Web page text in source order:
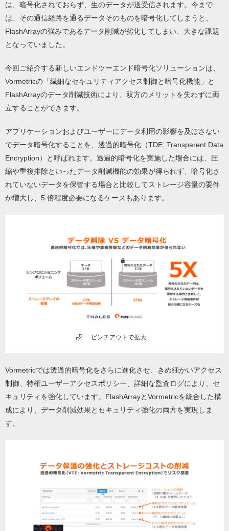
は、暗号化されておらず、生のデータが送受信されます。今まで
は、その通信経路を通るデータそのものを暗号化してしまうと、
FlashArrayの強みであるデータ削減が劣化してしまい、大きな課題
となっていました。
今回ご紹介する新しいエンドツーエンド暗号化ソリューションは、
Vormetricの「繊細なセキュリティアクセス制御と暗号化機能」と
FlashArrayのデータ削減技術により、双方のメリットを失わずに両
立することができます。
アプリケーションおよびユーザーにデータ利用の影響を及ぼさない
でデータ暗号化することを、透過的暗号化（TDE: Transparent Data
Encryption）と呼ばれます。透過的暗号化を実施した場合には、圧
縮や重複排除といったデータ削減機能の効果が得られず、暗号化さ
れていないデータを保管する場合と比較してストレージ容量の要件
が増大し、5 倍程度必要になるケースもあります。
ピンチアウトで拡大
Vormetricでは透過的暗号化をさらに進化させ、きめ細かいアクセス
制御、特権ユーザーアクセスポリシー、詳細な監査ログにより、セ
キュリティを強化しています。FlashArrayとVormetricを統合した構
成により、データ削減効果とセキュリティ強化の両方を実現しま
す。